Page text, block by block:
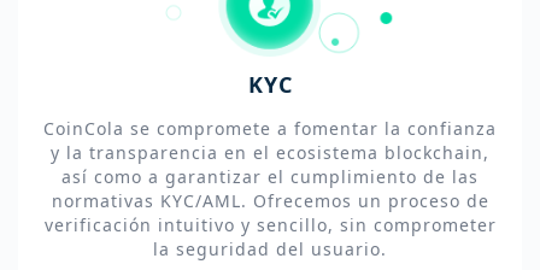
KYC
CoinCola se compromete a fomentar la confianza
y la transparencia en el ecosistema blockchain,
así como a garantizar el cumplimiento de las
normativas KYC/AML. Ofrecemos un proceso de
verificación intuitivo y sencillo, sin comprometer
la seguridad del usuario.